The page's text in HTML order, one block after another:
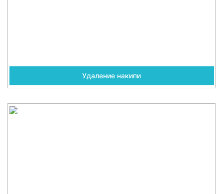
Удаление накипи